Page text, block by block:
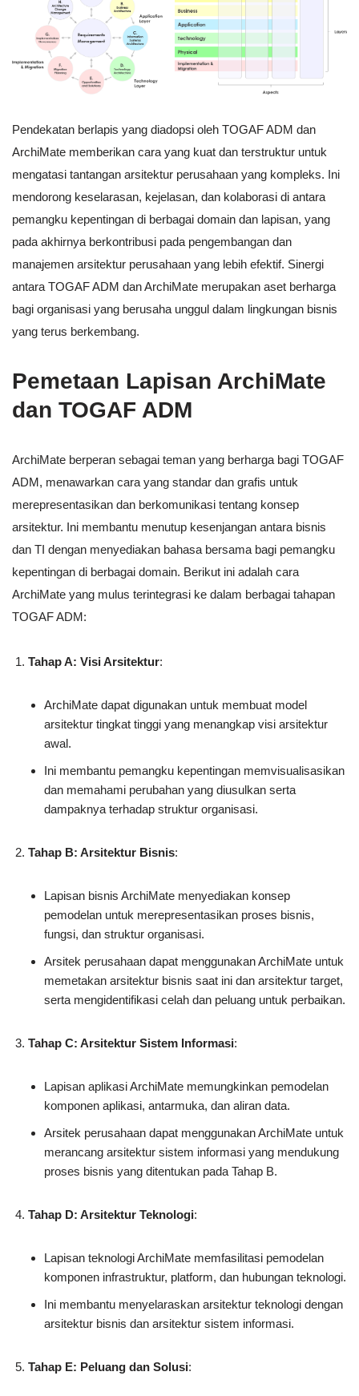
Pendekatan berlapis yang diadopsi oleh TOGAF ADM dan
ArchiMate memberikan cara yang kuat dan terstruktur untuk
mengatasi tantangan arsitektur perusahaan yang kompleks. Ini
mendorong keselarasan, kejelasan, dan kolaborasi di antara
pemangku kepentingan di berbagai domain dan lapisan, yang
pada akhirnya berkontribusi pada pengembangan dan
manajemen arsitektur perusahaan yang lebih efektif. Sinergi
antara TOGAF ADM dan ArchiMate merupakan aset berharga
bagi organisasi yang berusaha unggul dalam lingkungan bisnis
yang terus berkembang.
Pemetaan Lapisan ArchiMate
dan TOGAF ADM
ArchiMate berperan sebagai teman yang berharga bagi TOGAF
ADM, menawarkan cara yang standar dan grafis untuk
merepresentasikan dan berkomunikasi tentang konsep
arsitektur. Ini membantu menutup kesenjangan antara bisnis
dan TI dengan menyediakan bahasa bersama bagi pemangku
kepentingan di berbagai domain. Berikut ini adalah cara
ArchiMate yang mulus terintegrasi ke dalam berbagai tahapan
TOGAF ADM:
Tahap A: Visi Arsitektur:
ArchiMate dapat digunakan untuk membuat model
arsitektur tingkat tinggi yang menangkap visi arsitektur
awal.
Ini membantu pemangku kepentingan memvisualisasikan
dan memahami perubahan yang diusulkan serta
dampaknya terhadap struktur organisasi.
Tahap B: Arsitektur Bisnis:
Lapisan bisnis ArchiMate menyediakan konsep
pemodelan untuk merepresentasikan proses bisnis,
fungsi, dan struktur organisasi.
Arsitek perusahaan dapat menggunakan ArchiMate untuk
memetakan arsitektur bisnis saat ini dan arsitektur target,
serta mengidentifikasi celah dan peluang untuk perbaikan.
Tahap C: Arsitektur Sistem Informasi:
Lapisan aplikasi ArchiMate memungkinkan pemodelan
komponen aplikasi, antarmuka, dan aliran data.
Arsitek perusahaan dapat menggunakan ArchiMate untuk
merancang arsitektur sistem informasi yang mendukung
proses bisnis yang ditentukan pada Tahap B.
Tahap D: Arsitektur Teknologi:
Lapisan teknologi ArchiMate memfasilitasi pemodelan
komponen infrastruktur, platform, dan hubungan teknologi.
Ini membantu menyelaraskan arsitektur teknologi dengan
arsitektur bisnis dan arsitektur sistem informasi.
Tahap E: Peluang dan Solusi: